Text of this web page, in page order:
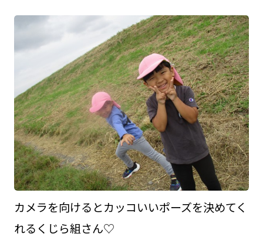
カメラを向けるとカッコいいポーズを決めてく
れるくじら組さん♡